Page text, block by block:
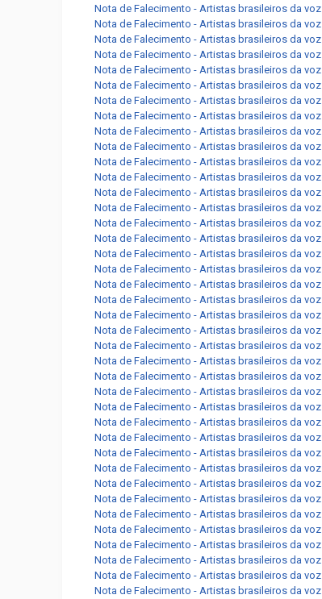
Nota de Falecimento - Artistas brasileiros da voz
Nota de Falecimento - Artistas brasileiros da voz
Nota de Falecimento - Artistas brasileiros da voz
Nota de Falecimento - Artistas brasileiros da voz
Nota de Falecimento - Artistas brasileiros da voz
Nota de Falecimento - Artistas brasileiros da voz
Nota de Falecimento - Artistas brasileiros da voz
Nota de Falecimento - Artistas brasileiros da voz
Nota de Falecimento - Artistas brasileiros da voz
Nota de Falecimento - Artistas brasileiros da voz
Nota de Falecimento - Artistas brasileiros da voz
Nota de Falecimento - Artistas brasileiros da voz
Nota de Falecimento - Artistas brasileiros da voz
Nota de Falecimento - Artistas brasileiros da voz
Nota de Falecimento - Artistas brasileiros da voz
Nota de Falecimento - Artistas brasileiros da voz
Nota de Falecimento - Artistas brasileiros da voz
Nota de Falecimento - Artistas brasileiros da voz
Nota de Falecimento - Artistas brasileiros da voz
Nota de Falecimento - Artistas brasileiros da voz
Nota de Falecimento - Artistas brasileiros da voz
Nota de Falecimento - Artistas brasileiros da voz
Nota de Falecimento - Artistas brasileiros da voz
Nota de Falecimento - Artistas brasileiros da voz
Nota de Falecimento - Artistas brasileiros da voz
Nota de Falecimento - Artistas brasileiros da voz
Nota de Falecimento - Artistas brasileiros da voz
Nota de Falecimento - Artistas brasileiros da voz
Nota de Falecimento - Artistas brasileiros da voz
Nota de Falecimento - Artistas brasileiros da voz
Nota de Falecimento - Artistas brasileiros da voz
Nota de Falecimento - Artistas brasileiros da voz
Nota de Falecimento - Artistas brasileiros da voz
Nota de Falecimento - Artistas brasileiros da voz
Nota de Falecimento - Artistas brasileiros da voz
Nota de Falecimento - Artistas brasileiros da voz
Nota de Falecimento - Artistas brasileiros da voz
Nota de Falecimento - Artistas brasileiros da voz
Nota de Falecimento - Artistas brasileiros da voz